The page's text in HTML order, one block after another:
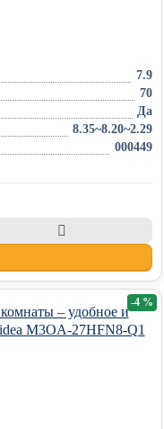
7.9
70
Да
8.35~8.20~2.29
000449
-4 %